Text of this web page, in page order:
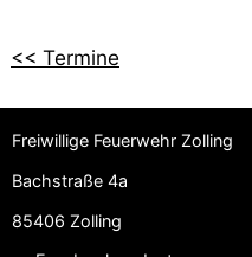
<< Termine
Freiwillige Feuerwehr Zolling
Bachstraße 4a
85406 Zolling